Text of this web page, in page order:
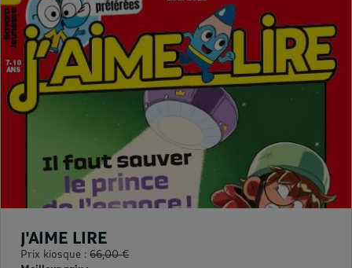
J'AIME LIRE
Prix kiosque : 66,00 €